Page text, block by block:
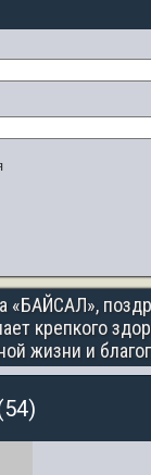
«БАЙСАЛ»,
крепкого
жизни и